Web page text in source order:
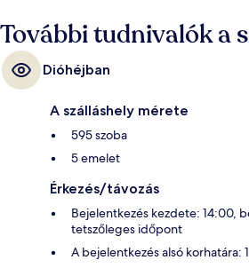
További tudnivalók a
Dióhéjban
A szálláshely mérete
595 szoba
5 emelet
Érkezés/távozás
Bejelentkezés kezdete: 14:00,
tetszőleges időpont
A bejelentkezés alsó korhatára: